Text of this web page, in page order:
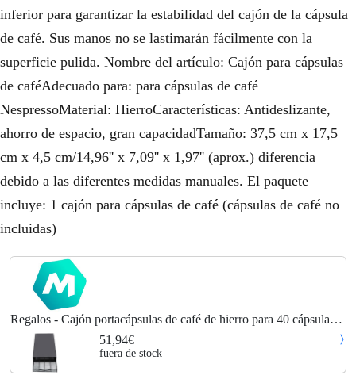
inferior para garantizar la estabilidad del cajón de la cápsula
de café. Sus manos no se lastimarán fácilmente con la
superficie pulida. Nombre del artículo: Cajón para cápsulas
de caféAdecuado para: para cápsulas de café
NespressoMaterial: HierroCaracterísticas: Antideslizante,
ahorro de espacio, gran capacidadTamaño: 37,5 cm x 17,5
cm x 4,5 cm/14,96'' x 7,09'' x 1,97'' (aprox.) diferencia
debido a las diferentes medidas manuales. El paquete
incluye: 1 cajón para cápsulas de café (cápsulas de café no
incluidas)
Regalos - Cajón portacápsulas de café de hierro para 40 cápsulas
azul para Nespresso51,94€
fuera de stock